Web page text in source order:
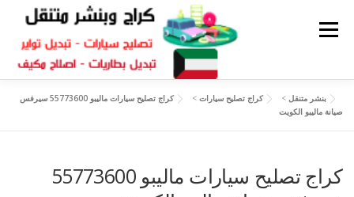
القائمة
كراج متنقل
بنشر متنقل سكراب قطع غيار
بنشر متنقل > كراج تصليح سيارات >
كراج تصليح سيارات ماليبو 55773600 سيرفس
صيانة ماليبو الكويت
كراج تصليح سيارات ماليبو 55773600